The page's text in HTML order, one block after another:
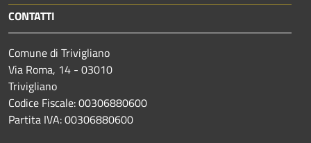
CONTATTI
Comune di Trivigliano
Via Roma, 14 - 03010
Trivigliano
Codice Fiscale: 00306880600
Partita IVA: 00306880600